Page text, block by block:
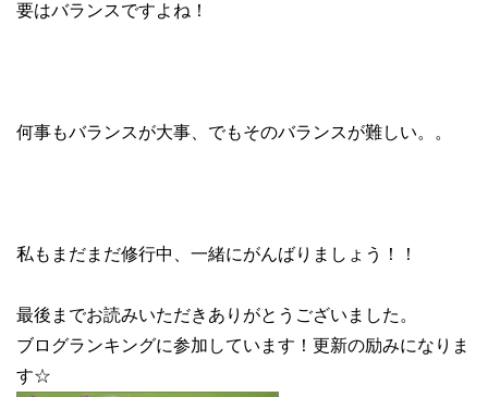
要はバランスですよね！
何事もバランスが大事、でもそのバランスが難しい。。
私もまだまだ修行中、一緒にがんばりましょう！！
最後までお読みいただきありがとうございました。
ブログランキングに参加しています！更新の励みになりま
す☆